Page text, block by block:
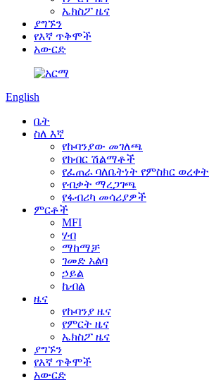
ኤክስፖ ዜና
ያግኙን
የእኛ ጥቅሞች
አውርድ
English
ቤት
ስለ እኛ
የኩባንያው መገለጫ
የክብር ሽልማቶች
የፈጠራ ባለቤትነት የምስክር ወረቀት
የብቃት ማረጋገጫ
የፋብሪካ መሳሪያዎች
ምርቶች
MFI
ሃብ
ማከማቻ
ገመድ አልባ
ኃይል
ኬብል
ዜና
የኩባንያ ዜና
የምርት ዜና
ኤክስፖ ዜና
ያግኙን
የእኛ ጥቅሞች
አውርድ